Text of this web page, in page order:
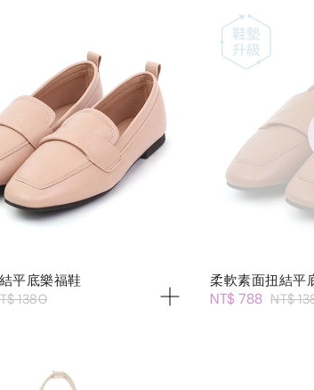
平底樂福鞋
1380
柔軟素面扭結平
NT$ 788 NT$